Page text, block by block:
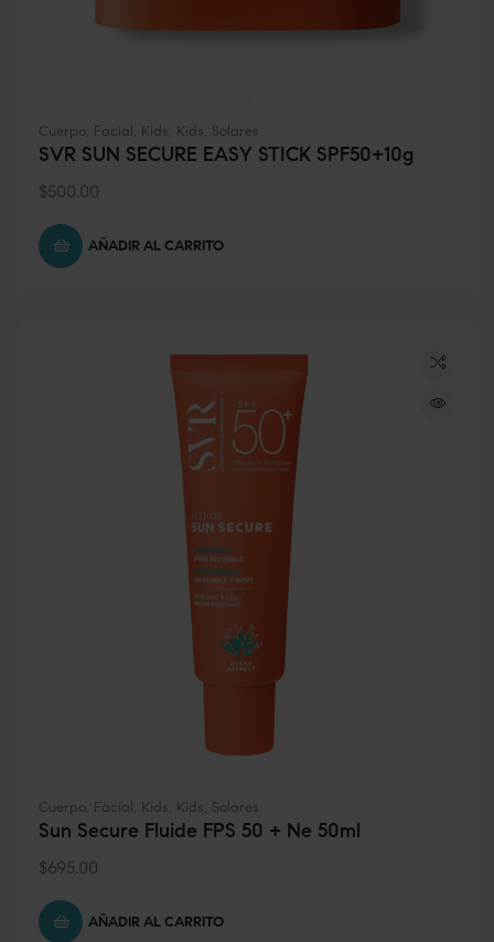
Cuerpo, Facial, Kids, Kids, Solares
SVR SUN SECURE EASY STICK SPF50+10g
$500.00
AÑADIR AL CARRITO
Cuerpo, Facial, Kids, Kids, Solares
Sun Secure Fluide FPS 50 + Ne 50ml
$695.00
AÑADIR AL CARRITO